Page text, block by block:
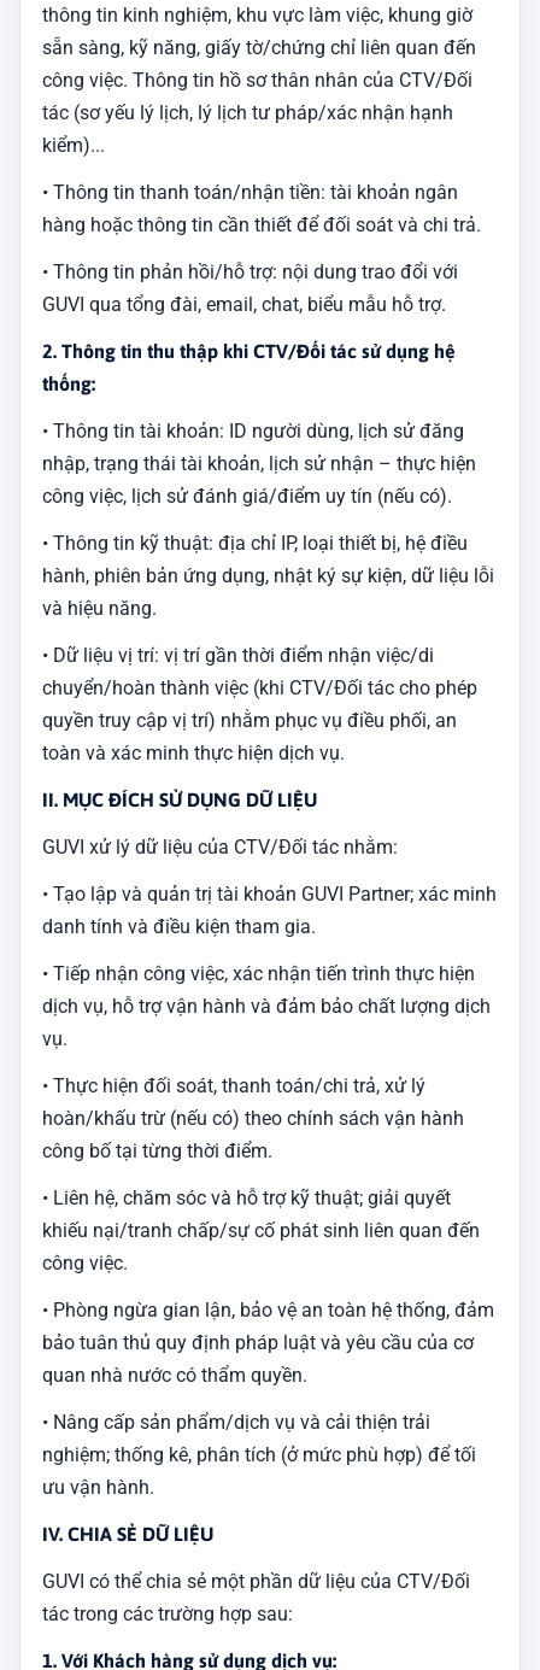
thông tin kinh nghiệm, khu vực làm việc, khung giờ
sẵn sàng, kỹ năng, giấy tờ/chứng chỉ liên quan đến
công việc. Thông tin hồ sơ thân nhân của CTV/Đối
tác (sơ yếu lý lịch, lý lịch tư pháp/xác nhận hạnh
kiểm)...
• Thông tin thanh toán/nhận tiền: tài khoản ngân
hàng hoặc thông tin cần thiết để đối soát và chi trả.
• Thông tin phản hồi/hỗ trợ: nội dung trao đổi với
GUVI qua tổng đài, email, chat, biểu mẫu hỗ trợ.
2. Thông tin thu thập khi CTV/Đối tác sử dụng hệ
thống:
• Thông tin tài khoản: ID người dùng, lịch sử đăng
nhập, trạng thái tài khoản, lịch sử nhận – thực hiện
công việc, lịch sử đánh giá/điểm uy tín (nếu có).
• Thông tin kỹ thuật: địa chỉ IP, loại thiết bị, hệ điều
hành, phiên bản ứng dụng, nhật ký sự kiện, dữ liệu lỗi
và hiệu năng.
• Dữ liệu vị trí: vị trí gần thời điểm nhận việc/di
chuyển/hoàn thành việc (khi CTV/Đối tác cho phép
quyền truy cập vị trí) nhằm phục vụ điều phối, an
toàn và xác minh thực hiện dịch vụ.
II. MỤC ĐÍCH SỬ DỤNG DỮ LIỆU
GUVI xử lý dữ liệu của CTV/Đối tác nhằm:
• Tạo lập và quản trị tài khoản GUVI Partner; xác minh
danh tính và điều kiện tham gia.
• Tiếp nhận công việc, xác nhận tiến trình thực hiện
dịch vụ, hỗ trợ vận hành và đảm bảo chất lượng dịch
vụ.
• Thực hiện đối soát, thanh toán/chi trả, xử lý
hoàn/khấu trừ (nếu có) theo chính sách vận hành
công bố tại từng thời điểm.
• Liên hệ, chăm sóc và hỗ trợ kỹ thuật; giải quyết
khiếu nại/tranh chấp/sự cố phát sinh liên quan đến
công việc.
• Phòng ngừa gian lận, bảo vệ an toàn hệ thống, đảm
bảo tuân thủ quy định pháp luật và yêu cầu của cơ
quan nhà nước có thẩm quyền.
• Nâng cấp sản phẩm/dịch vụ và cải thiện trải
nghiệm; thống kê, phân tích (ở mức phù hợp) để tối
ưu vận hành.
IV. CHIA SẺ DỮ LIỆU
GUVI có thể chia sẻ một phần dữ liệu của CTV/Đối
tác trong các trường hợp sau:
1. Với Khách hàng sử dụng dịch vụ: